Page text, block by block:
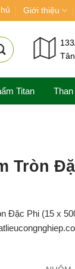
Giới thiệu
Titan
Tròn
Đặc Phi (15 x